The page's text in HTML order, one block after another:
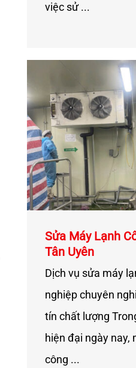
việc sử ...
Sửa Máy Lạnh
Tân Uyên
Dịch vụ sửa máy
nghiệp chuyên
tín chất lượng
hiện đại ngày nay,
công ...